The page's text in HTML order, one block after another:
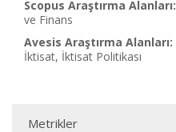
Scopus Araştırma Alanları:
ve Finans
Avesis Araştırma Alanları:
İktisat, İktisat Politikası
Metrikler